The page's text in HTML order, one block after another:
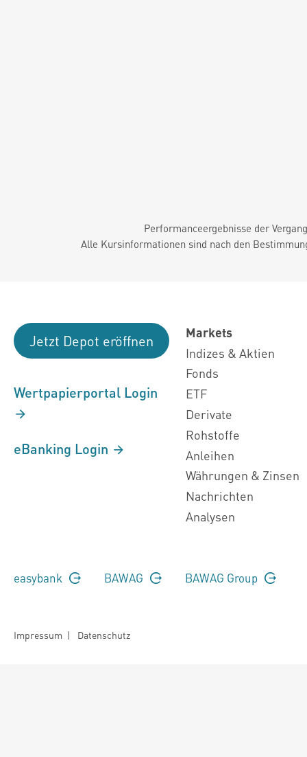
Performanceergebnisse der
Alle Kursinformationen sind nach den
Jetzt Depot eröffnen
Wertpapierportal Login
eBanking Login
Markets
Indizes & Aktien
Fonds
ETF
Derivate
Rohstoffe
Anleihen
Währungen & Zinsen
Nachrichten
Analysen
easybank BAWAG BAWAG Group
Impressum | Datenschutz